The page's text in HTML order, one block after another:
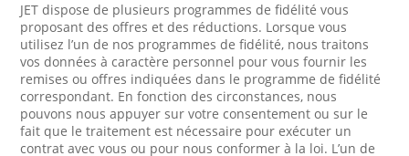
JET dispose de plusieurs programmes de fidélité vous
proposant des offres et des réductions. Lorsque vous
utilisez l’un de nos programmes de fidélité, nous traitons
vos données à caractère personnel pour vous fournir les
remises ou offres indiquées dans le programme de fidélité
correspondant. En fonction des circonstances, nous
pouvons nous appuyer sur votre consentement ou sur le
fait que le traitement est nécessaire pour exécuter un
contrat avec vous ou pour nous conformer à la loi. L’un de